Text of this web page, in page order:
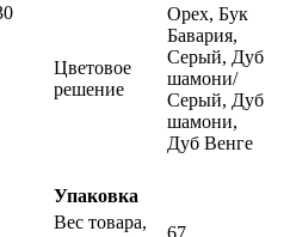
Цветовое
решение
Орех, Бук
Бавария,
Серый, Дуб
шамони/
Серый, Дуб
шамони,
Дуб Венге
Упаковка
Вес товара,
67